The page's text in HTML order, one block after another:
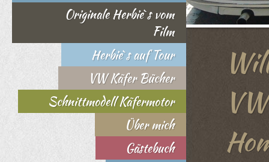
Originale Herbie`s vom
Film
Herbie`s auf Tour
VW Käfer Bücher
Schnittmodell Käfermotor
Über mich
Gästebuch